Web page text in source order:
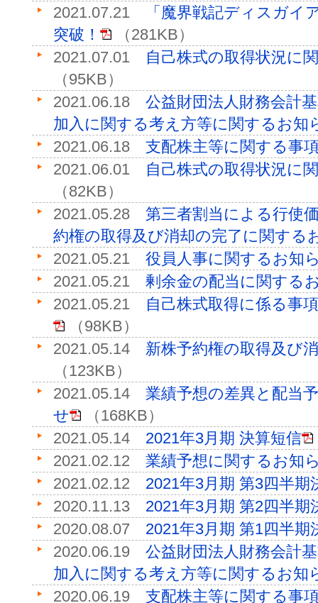
2021.07.21
「魔界戦記ディスガイ
突破！
（281KB）
2021.07.01
自己株式の取得状況に
（95KB）
2021.06.18 公益財団法人財務会計
加入に関する考え方等に関するお知
2021.06.18 支配株主等に関する事
2021.06.01
自己株式の取得状況に
（82KB）
2021.05.28 第三者割当による行使
約権の取得及び消却の完了に関する
2021.05.21 役員人事に関するお知
2021.05.21 剰余金の配当に関する
2021.05.21
自己株式取得に係る事
（98KB）
2021.05.14 新株予約権の取得及び
（123KB）
2021.05.14 業績予想の差異と配当
せ
（168KB）
2021.05.14 2021年3月期 決算短信
2021.02.12 業績予想に関するお知
2021.02.12 2021年3月期 第3四半期
2020.11.13 2021年3月期 第2四半期
2020.08.07 2021年3月期 第1四半期
2020.06.19 公益財団法人財務会計
加入に関する考え方等に関するお知
2020.06.19 支配株主等に関する事